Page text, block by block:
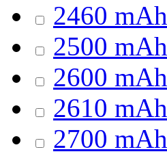
2460 mAh
2500 mAh
2600 mAh
2610 mAh
2700 mAh